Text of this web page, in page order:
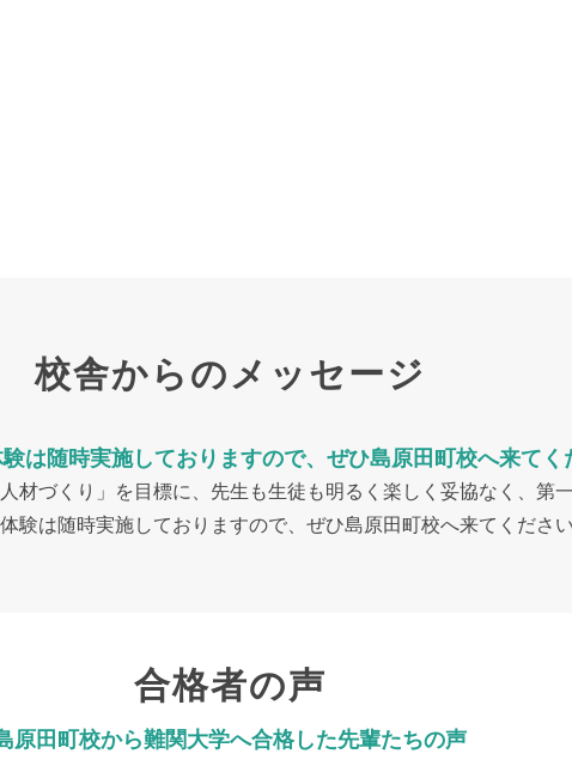
校舎からのメッセージ
は随時実施しておりますので、ぜひ島原田町校へ来てく
材づくり」を目標に、先生も生徒も明るく楽しく妥協なく、第
験は随時実施しておりますので、ぜひ島原田町校へ来てください
合格者の声
原田町校から難関大学へ合格した先輩たちの声